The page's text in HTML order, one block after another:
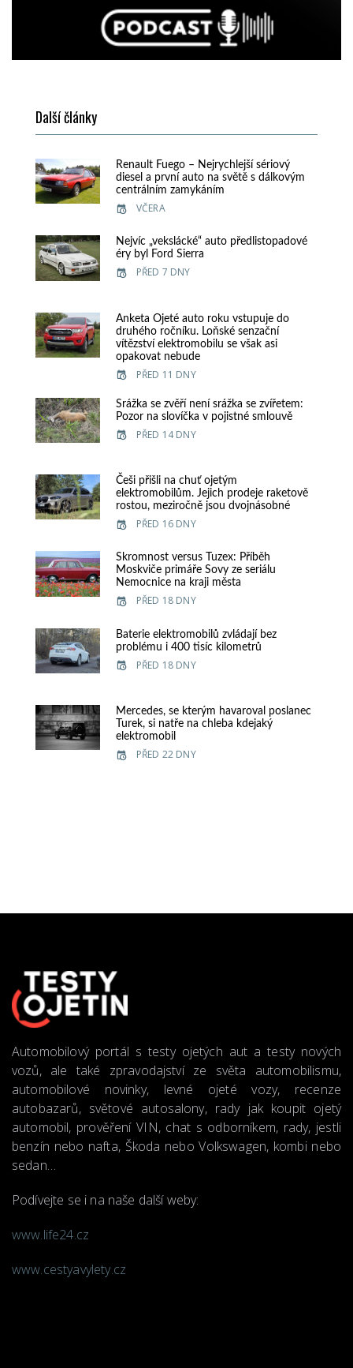
Další články
Renault Fuego – Nejrychlejší sériový
diesel a první auto na světě s dálkovým
centrálním zamykáním
VČERA
Nejvíc „vekslácké“ auto předlistopadové
éry byl Ford Sierra
PŘED 7 DNY
Anketa Ojeté auto roku vstupuje do
druhého ročníku. Loňské senzační
vítězství elektromobilu se však asi
opakovat nebude
PŘED 11 DNY
Srážka se zvěří není srážka se zvířetem:
Pozor na slovíčka v pojistné smlouvě
PŘED 14 DNY
Češi přišli na chuť ojetým
elektromobilům. Jejich prodeje raketově
rostou, meziročně jsou dvojnásobné
PŘED 16 DNY
Skromnost versus Tuzex: Příběh
Moskviče primáře Sovy ze seriálu
Nemocnice na kraji města
PŘED 18 DNY
Baterie elektromobilů zvládají bez
problému i 400 tisíc kilometrů
PŘED 18 DNY
Mercedes, se kterým havaroval poslanec
Turek, si natře na chleba kdejaký
elektromobil
PŘED 22 DNY
Automobilový portál s testy ojetých aut a testy nových
vozů, ale také zpravodajství ze světa automobilismu,
automobilové novinky, levné ojeté vozy, recenze
autobazarů, světové autosalony, rady jak koupit ojetý
automobil, prověření VIN, chat s odborníkem, rady, jestli
benzín nebo nafta, Škoda nebo Volkswagen, kombi nebo
sedan…
Podívejte se i na naše další weby:
www.life24.cz
www.cestyavylety.cz